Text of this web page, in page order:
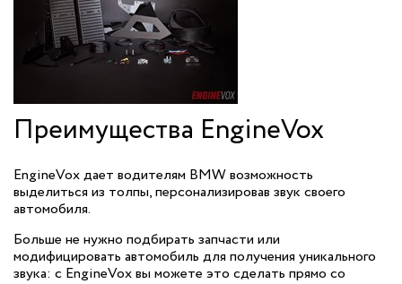
Преимущества EngineVox
EngineVox дает водителям BMW возможность
выделиться из толпы, персонализировав звук своего
автомобиля.
Больше не нужно подбирать запчасти или
модифицировать автомобиль для получения уникального
звука: с EngineVox вы можете это сделать прямо со